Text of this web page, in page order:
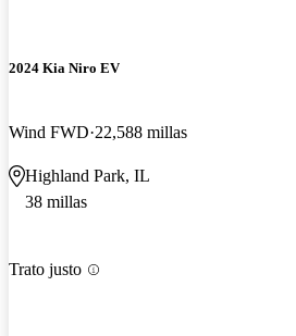
2024 Kia Niro EV
Wind FWD 22,588 millas
Highland Park, IL
38 millas
Trato justo